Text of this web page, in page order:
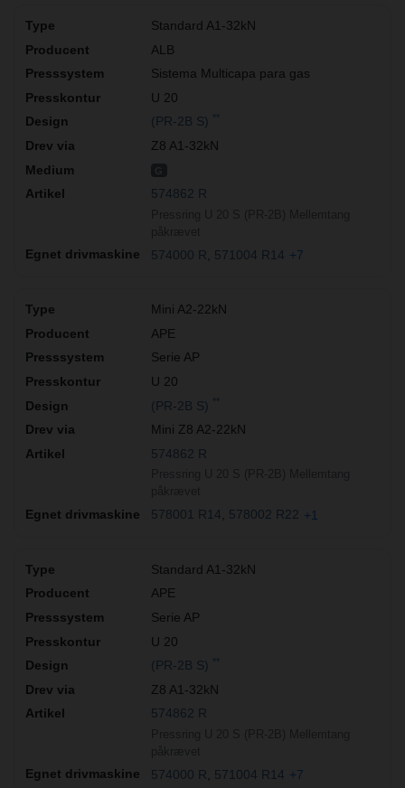
Standard A1-32kN
ALB
Sistema Multicapa para gas
U 20
(PR-2B S)
Z8 A1-32kN
574862 R
574000 R 571004 R14 +7
Mini A2-22kN
APE
Serie AP
U 20
(PR-2B S)
Mini Z8 A2-22kN
574862 R
578001 R14 578002 R22 +1
Standard A1-32kN
APE
Serie AP
U 20
(PR-2B S)
Z8 A1-32kN
574862 R
574000 R 571004 R14 +7